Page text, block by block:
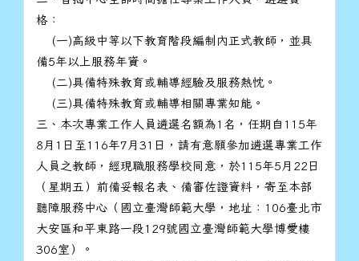
格：
(一)高級中等以下教育階段編制內正式教師，並具
備5年以上服務年資。
(二)具備特殊教育或輔導經驗及服務熱忱。
(三)具備特殊教育或輔導相關專業知能。
三、本次專業工作人員遴選名額為1名，任期自115年
8月1日至116年7月31日，請有意願參加遴選專業工作
人員之教師，經現職服務學校同意，於115年5月22日
（星期五）前備妥報名表、備審佐證資料，寄至本部
聽障服務中心（國立臺灣師範大學，地址：106臺北市
大安區和平東路一段129號國立臺灣師範大學博愛樓
306室）。